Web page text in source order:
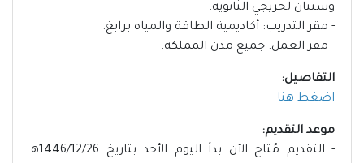
وسنتان لخريجي الثانوية.
- مقر التدريب: أكاديمية الطاقة والمياه برابغ.
- مقر العمل: جميع مدن المملكة.
التفاصيل:
اضغط هنا
موعد التقديم:
- التقديم مُتاح الآن بدأ اليوم الأحد بتاريخ 1446/12/26هـ